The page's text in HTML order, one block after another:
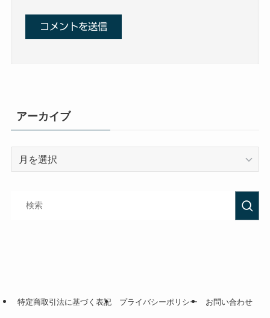
アーカイブ
特定商取引法に基づく表記 プライバシーポリシー お問い合わせ